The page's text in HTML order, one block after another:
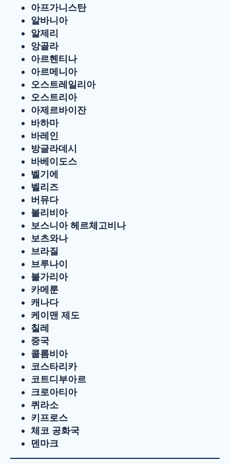
아프가니스탄
알바니아
알제리
앙골라
아르헨티나
아르메니아
오스트레일리아
오스트리아
아제르바이잔
바하마
바레인
방글라데시
바베이도스
벨기에
벨리즈
버뮤다
볼리비아
보스니아 헤르체고비나
보츠와나
브라질
브루나이
불가리아
카메룬
캐나다
케이맨 제도
칠레
중국
콜롬비아
코스타리카
코트디부아르
크로아티아
퀴라소
키프로스
체코 공화국
덴마크